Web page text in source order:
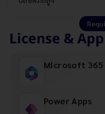
License &
Microsoft 365​
Power Apps